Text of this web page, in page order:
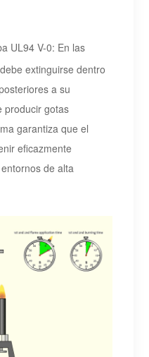
UL94 V-0: En las
extinguirse dentro
a su
producir gotas
garantiza que el
eficazmente
de alta